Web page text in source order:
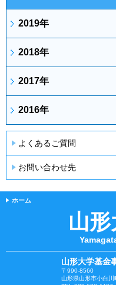
2019年
2018年
2017年
2016年
よくあるご質問
お問い合わせ先
ホーム
山
山形大学基金
〒990-8560
山形県山形市小白川